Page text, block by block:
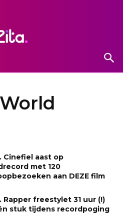
Cinefiel aast op
met 120
aan DEZE film
Rapper freestylet 31 uur (!)
stuk tijdens recordpoging